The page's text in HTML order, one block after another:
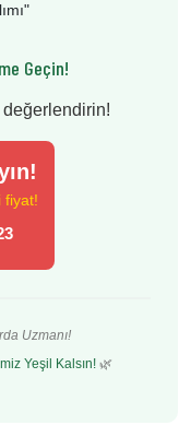
"
Geçin!
değerlendirin!
fiyat!
Uzmanı!
Yeşil Kalsın! 🌿